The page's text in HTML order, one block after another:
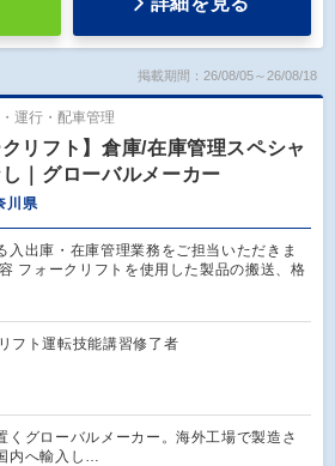
掲載期間：26/08/05～26/08/18
運行・配車管理
リフト】倉庫/在庫管理スペシャ
｜グローバルメーカー
川県
入出庫・在庫管理業務をご担当いただきま
フォークリフトを使用した製品の搬送、格
フト運転技能講習修了者
くグローバルメーカー。海外工場で製造さ
内へ輸入し…